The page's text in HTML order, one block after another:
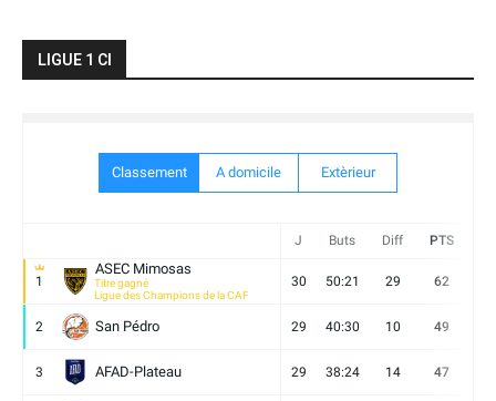
LIGUE 1 CI
Classement A domicile Extèrieur
J Buts Diff PTS
1
ASEC Mimosas
Titre gagné
Ligue des Champions de la CAF
30 50:21 29 62
2 San Pédro 29 40:30 10 49
3 AFAD-Plateau 29 38:24 14 47